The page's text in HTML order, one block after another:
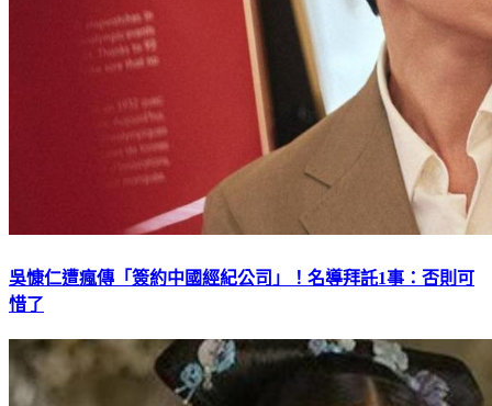
吳慷仁遭瘋傳「簽約中國經紀公司」！名導拜託1事：否則可
惜了